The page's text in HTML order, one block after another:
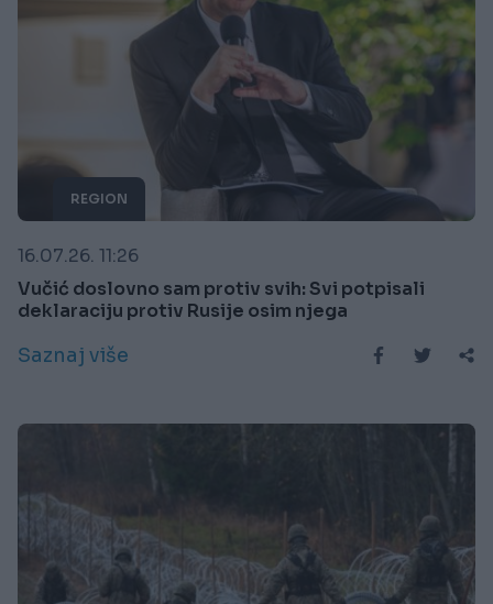
REGION
16.07.26. 11:26
Vučić doslovno sam protiv svih: Svi potpisali
deklaraciju protiv Rusije osim njega
Saznaj više